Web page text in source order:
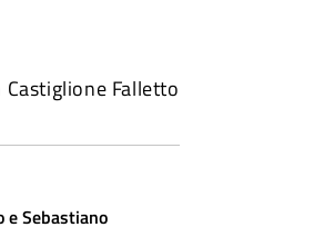
Castiglione Falletto
e Sebastiano